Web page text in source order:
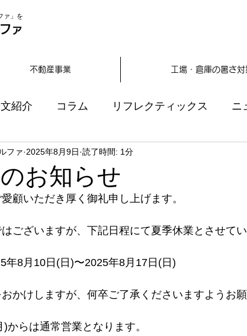
ァ」を
ァ
不動産事業 工場・倉庫の暑さ対
紹介 コラム リフレクティックス ニ
お知らせ
ファ 2025年8月9日 読了時間: 1分
顧いただき厚く御礼申し上げます。
ございますが、下記日程にて夏季休業とさせてい
年8月10日(日)〜2025年8月17日(日)
かけしますが、何卒ご了承くださいますようお願
らは通常営業となります。